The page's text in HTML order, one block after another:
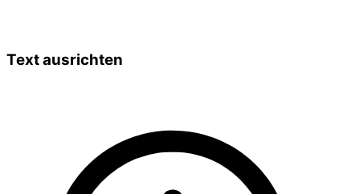
Text ausrichten